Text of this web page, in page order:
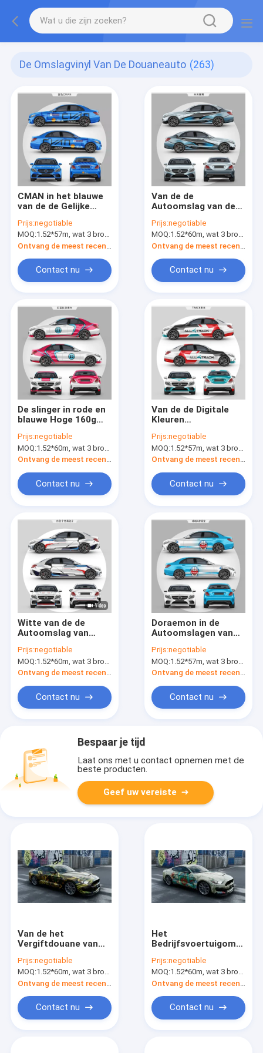
De Omslagvinyl Van De Douaneauto (263)
CMAN in het blauwe
van de de Gelijke
Autoverf Helen van
pvc Polymere
Materiële Zelf
Prijs:negotiable
MOQ:1.52*57m, wat 3 broodjes van 1.52*19m betekent
Contact nu
Van de de
Autoomslag van de
Vinylfilm Digitaal
Gedrukt Glanzend
Matte Surface
Prijs:negotiable
MOQ:1.52*60m, wat 3 broodjes van 1.52*20m betekent
Contact nu
De slinger in rode en
blauwe Hoge 160g
Vinylomslagbroodje
1.52*20m het Vrije
Vinyl van de
Prijs:negotiable
MOQ:1.52*60m, wat 3 broodjes van 1.52*20m betekent
Contact nu
Van de de Digitale
Kleuren
van de
AllTrackraceauto
Vermeld de Omslag
Prijs:negotiable
MOQ:1.52*57m, wat 3 broodjes van 1.52*19m betekent
Contact nu
Witte van de de
Autoomslag van
het
Broodjes80micron
50micron Dikte
Prijs:negotiable
MOQ:1.52*60m, wat 3 broodjes van 1.52*20m betekent
Ontvang de meest recente Prijs
Contact nu
Doraemon in de
Autoomslagen van
van de het
Voertuigomslag van
160g de Bruine
Textuur
Prijs:negotiable
MOQ:1.52*57m, wat 3 broodjes van 1.52*19m betekent
Ontvang de meest recente Prijs
Contact nu
Bespaar je tijd
Laat ons met u contact opnemen met de
beste producten.
Geef uw vereiste
Van de het
Vergiftdouane van
de de Autoomslag
Vinyl de Broodjes
Veelvoudig Ontwerp
Prijs:negotiable
MOQ:1.52*60m, wat 3 broodjes van 1.52*20m betekent
Contact nu
Het
Gragontatoegering,
Polymeer Auto de
Omslagmateriaal van
pvc
Prijs:negotiable
MOQ:1.52*60m, wat 3 broodjes van 1.52*20m betekent
Contact nu